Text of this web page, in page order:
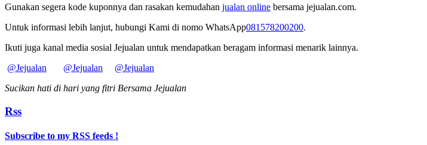
Gunakan segera kode kuponnya dan rasakan kemudahan jualan online bersama jejualan.com.
Untuk informasi lebih lanjut, hubungi Kami di nomo WhatsApp081578200200.
Ikuti juga kanal media sosial Jejualan untuk mendapatkan beragam informasi menarik lainnya.
@Jejualan
@Jejualan
@Jejualan
Sucikan hati di hari yang fitri Bersama Jejualan
Rss
Subscribe to my RSS feeds !